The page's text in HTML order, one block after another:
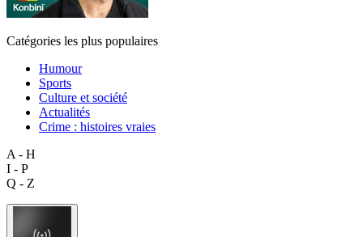
Catégories les plus populaires
Humour
Sports
Culture et société
Actualités
Crime : histoires vraies
A - H
I - P
Q - Z